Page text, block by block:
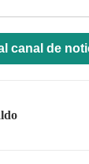
canal de